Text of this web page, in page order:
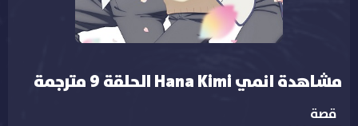
مشاهدة انمي Hana Kimi الحلقة 9 مترجمة
قصة